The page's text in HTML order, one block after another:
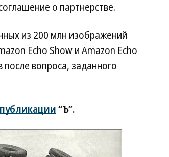
о партнерстве.
из 200 млн изображений
Echo Show и Amazon Echo
после вопроса, заданного
публикации“Ъ”.